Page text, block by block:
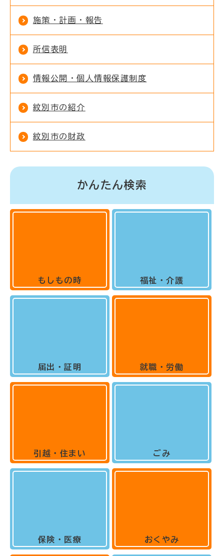
施策・計画・報告
所信表明
情報公開・個人情報保護制度
紋別市の紹介
紋別市の財政
かんたん検索
もしもの時
届出・証明
引越・住まい
保険・医療
福祉・介護
就職・労働
ごみ
おくやみ